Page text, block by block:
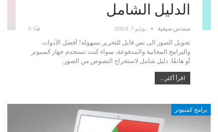
الدليل الشامل
سندس صيفية يوليو 7, 2024 0
تحويل الصور الى نص قابل للتحرير بسهولة! أفضل الأدوات
والبرامج المجانية والمدفوعة، سواء كنت تستخدم جهاز كمبيوتر
أو هاتفًا. دليل شامل لاستخراج النصوص من الصور.
اقرأ أكثر...
برامج كمبيوتر